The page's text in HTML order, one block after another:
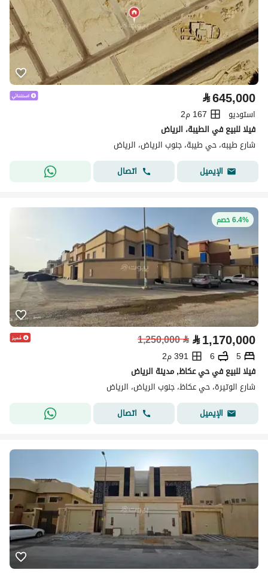
⃁645,000
استوديو
167 م2
فيلا للبيع في الطيبة، الرياض
شارع طيبه، حي طيبة، جنوب الرياض، الرياض
الإيميل
اتصال
6.4% خصم
⃁1,170,000
⃁
1,250,000
5
6
391 م2
فيلا للبيع في حي عكاظ, مدينة الرياض
شارع الوتيرة، حي عكاظ، جنوب الرياض، الرياض
الإيميل
اتصال